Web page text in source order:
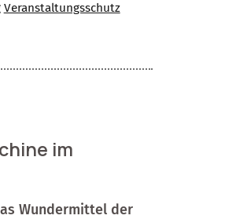
Veranstaltungsschutz
im
Wundermittel der